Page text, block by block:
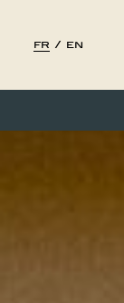
fr / en